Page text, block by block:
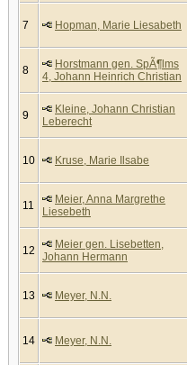
7 Hopman, Marie Liesabeth
8
Horstmann gen. SpÃ¶lms
4, Johann Heinrich Christian
9
Kleine, Johann Christian
Leberecht
10 Kruse, Marie Ilsabe
11
Meier, Anna Margrethe
Liesebeth
12
Meier gen. Lisebetten,
Johann Hermann
13 Meyer, N.N.
14 Meyer, N.N.